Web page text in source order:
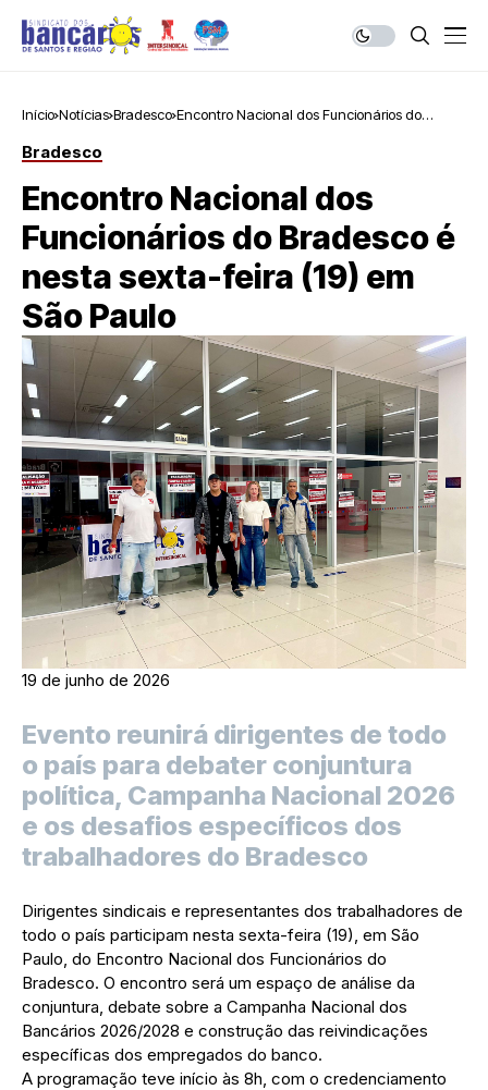
Início Notícias Bradesco Encontro Nacional dos Funcionários do
Bradesco
Encontro Nacional dos
Funcionários do Bradesco é
nesta sexta-feira (19) em
São Paulo
19 de junho de 2026
Evento reunirá dirigentes de todo
o país para debater conjuntura
política, Campanha Nacional 2026
e os desafios específicos dos
trabalhadores do Bradesco
Dirigentes sindicais e representantes dos trabalhadores de
todo o país participam nesta sexta-feira (19), em São
Paulo, do Encontro Nacional dos Funcionários do
Bradesco. O encontro será um espaço de análise da
conjuntura, debate sobre a Campanha Nacional dos
Bancários 2026/2028 e construção das reivindicações
específicas dos empregados do banco.
A programação teve início às 8h, com o credenciamento